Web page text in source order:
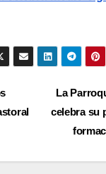
La
celebra su